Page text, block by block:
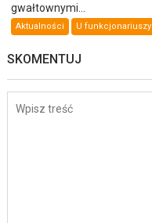
gwałtownymi...
Aktualności U funkcjonariuszy
SKOMENTUJ